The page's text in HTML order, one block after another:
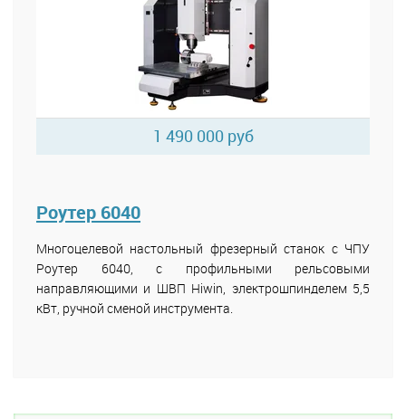
1 490 000 руб
Роутер 6040
Многоцелевой настольный фрезерный станок с ЧПУ
Роутер 6040, с профильными рельсовыми
направляющими и ШВП Hiwin, электрошпинделем 5,5
кВт, ручной сменой инструмента.